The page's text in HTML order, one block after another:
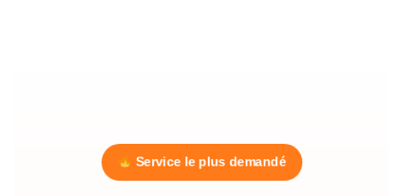
Consoles RGH3
Service le plus demandé